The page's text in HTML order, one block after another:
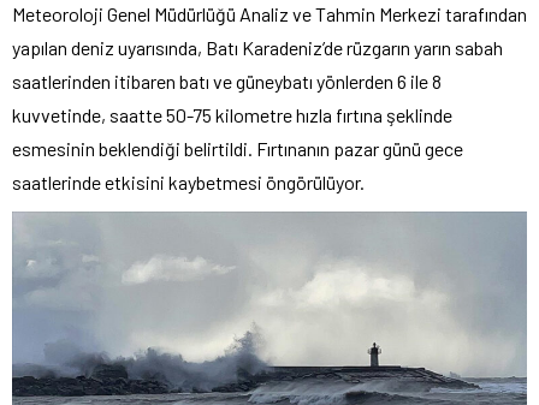
Meteoroloji Genel Müdürlüğü Analiz ve Tahmin Merkezi tarafından
yapılan deniz uyarısında, Batı Karadeniz’de rüzgarın yarın sabah
saatlerinden itibaren batı ve güneybatı yönlerden 6 ile 8
kuvvetinde, saatte 50-75 kilometre hızla fırtına şeklinde
esmesinin beklendiği belirtildi. Fırtınanın pazar günü gece
saatlerinde etkisini kaybetmesi öngörülüyor.